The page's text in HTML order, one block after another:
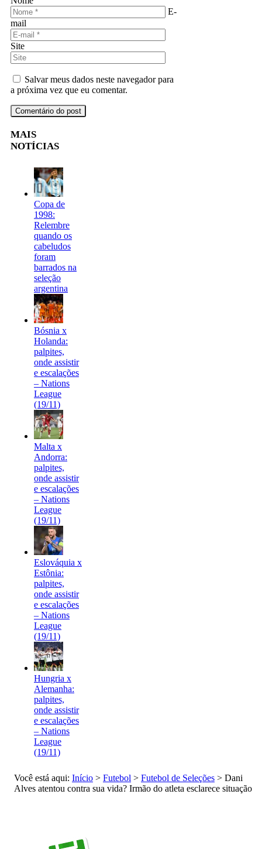
E-
mail
Site
Salvar meus dados neste navegador para
a próxima vez que eu comentar.
MAIS
NOTÍCIAS
Copa de
1998:
Relembre
quando os
cabeludos
foram
barrados na
seleção
argentina
Bósnia x
Holanda:
palpites,
onde assistir
e escalações
– Nations
League
(19/11)
Malta x
Andorra:
palpites,
onde assistir
e escalações
– Nations
League
(19/11)
Eslováquia x
Estônia:
palpites,
onde assistir
e escalações
– Nations
League
(19/11)
Hungria x
Alemanha:
palpites,
onde assistir
e escalações
– Nations
League
(19/11)
Você está aqui: Início > Futebol > Futebol de Seleções > Dani
Alves atentou contra sua vida? Irmão do atleta esclarece situação